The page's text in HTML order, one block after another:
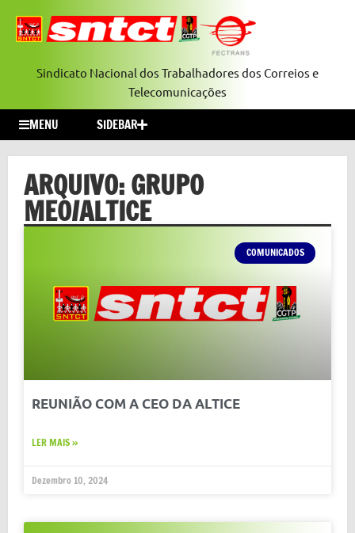
Sindicato Nacional dos Trabalhadores dos Correios e
Telecomunicações
MENU SIDEBAR
ARQUIVO: GRUPO
MEO/ALTICE
COMUNICADOS
REUNIÃO COM A CEO DA ALTICE
LER MAIS »
Dezembro 10, 2024